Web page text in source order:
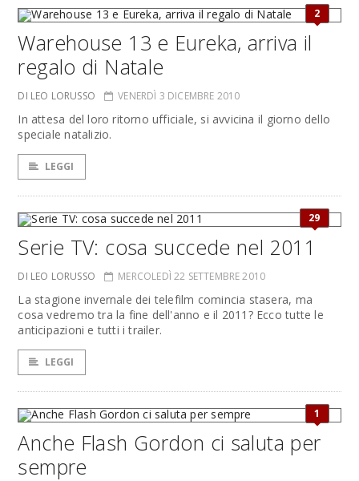
2
Warehouse 13 e Eureka, arriva il
regalo di Natale
DI LEO LORUSSO VENERDÌ 3 DICEMBRE 2010
In attesa del loro ritorno ufficiale, si avvicina il giorno dello
speciale natalizio.
LEGGI
29
Serie TV: cosa succede nel 2011
DI LEO LORUSSO MERCOLEDÌ 22 SETTEMBRE 2010
La stagione invernale dei telefilm comincia stasera, ma
cosa vedremo tra la fine dell'anno e il 2011? Ecco tutte le
anticipazioni e tutti i trailer.
LEGGI
1
Anche Flash Gordon ci saluta per
sempre